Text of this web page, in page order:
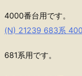
4000番台用です。
(N) 21239 683系
681系用です。